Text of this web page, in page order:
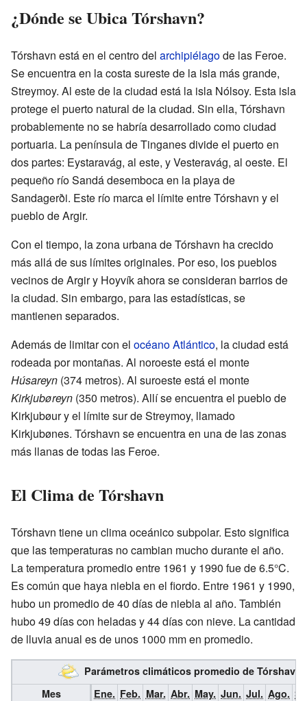
¿Dónde se Ubica Tórshavn?
Tórshavn está en el centro del archipiélagode las Feroe.
Se encuentra en la costa sureste de la isla más grande,
Streymoy. Al este de la ciudad está la isla Nólsoy. Esta isla
protege el puerto natural de la ciudad. Sin ella, Tórshavn
probablemente no se habría desarrollado como ciudad
portuaria. La península de Tinganes divide el puerto en
dos partes: Eystaravág, al este, y Vesteravág, al oeste. El
pequeño río Sandá desemboca en la playa de
Sandagerði. Este río marca el límite entre Tórshavn y el
pueblo de Argir.
Con el tiempo, la zona urbana de Tórshavn ha crecido
más allá de sus límites originales. Por eso, los pueblos
vecinos de Argir y Hoyvík ahora se consideran barrios de
la ciudad. Sin embargo, para las estadísticas, se
mantienen separados.
Además de limitar con el océano Atlántico, la ciudad está
rodeada por montañas. Al noroeste está el monte
Húsareyn (374 metros). Al suroeste está el monte
Kirkjubøreyn (350 metros). Allí se encuentra el pueblo de
Kirkjubøur y el límite sur de Streymoy, llamado
Kirkjubønes. Tórshavn se encuentra en una de las zonas
más llanas de todas las Feroe.
El Clima de Tórshavn
Tórshavn tiene un clima oceánico subpolar. Esto significa
que las temperaturas no cambian mucho durante el año.
La temperatura promedio entre 1961 y 1990 fue de 6.5°C.
Es común que haya niebla en el fiordo. Entre 1961 y 1990,
hubo un promedio de 40 días de niebla al año. También
hubo 49 días con heladas y 44 días con nieve. La cantidad
de lluvia anual es de unos 1000 mm en promedio.
Parámetros climáticos promedio de
Mes
Ene. Feb. Mar. Abr. May. Jun. Jul. Ago.